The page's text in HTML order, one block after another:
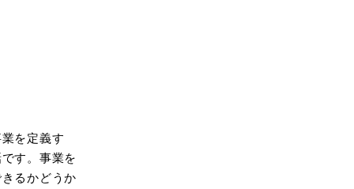
を定義す
す。事業を
るかどうか